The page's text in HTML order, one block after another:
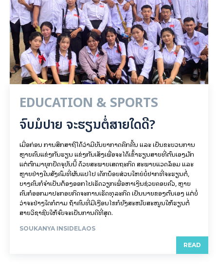
EDUCATION & SPORTS
ຈົບມໍປາຍ ຈະຮຽນຕໍ່ສາຍໃດດີ?
ເມື່ອກ່ອນ ການສຶກສາຖືໄດ້ວ່າມີບັນຍາກາດຄຶກຄື້ນ ແລະ ເປັນຂະບວນການ
ຫຼາຍຄົນແຂ່ງກັນຮຽນ ແຂ່ງກັນເສັງເພື່ອຈະໄດ້ເຂົ້າຮຽນສາຍທີ່ຕົນເອງມັກ
ແຕ່ຕົກມາຍຸກປັດຈຸບັນນີ້ ດ້ວຍສະພາບເສດຖະກິດ ສະພາບແວດລ້ອມ ແລະ
ຫຼາຍຢ່າງໃນສັງຄົມທີ່ຜັນແປໄປ ເດັກນ້ອຍສ່ວນໃຫຍ່ບໍ່ຢາກທີ່ຈະຮຽນຕໍ່,
ບາງຄົນກໍຈຳເປັນຕ້ອງອອກໄປເຮັດວຽກເພື່ອຫາເງິນຊ່ວຍຄອບຄົວ, ຫຼາຍ
ຄົນກໍອອກມາປະກອບກິດຈະການເຮັດທຸລະກິດ ເປັນນາຍຂອງຕົນເອງ ແຕ່ບໍ່
ວ່າຈະຢ່າງໃດກໍຕາມ ຖ້າຄົນທີ່ມີເງືອນໄຂກໍຍັງສະໜັບສະໜູນໃຫ້ຮຽນຕໍ່
ສາຍວິຊາຊີບໃຫ້ຈົບຈະເປັນການດີທີ່ສຸດ.
SOUKANYA INSIDELAOS
READ